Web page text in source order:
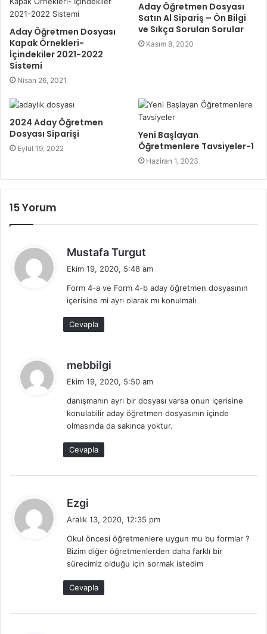
Aday Öğretmen Dosyası
Kapak Örnekleri-
İçindekiler 2021-2022
Sistemi
Nisan 26, 2021
Aday Öğretmen Dosyası
Satın Al Sipariş – Ön Bilgi
ve Sıkça Sorulan Sorular
Kasım 8, 2020
2024 Aday Öğretmen
Dosyası Siparişi
Eylül 19, 2022
Yeni Başlayan
Öğretmenlere Tavsiyeler-1
Haziran 1, 2023
15 Yorum
Mustafa Turgut
i
k
Ekim 19, 2020, 5:48 am
Form 4-a ve Form 4-b aday öğretmen dosyasının
içerisine mi ayrı olarak mı konulmalı
Cevapla
mebbilgi
e
i
k
i
Ekim 19, 2020, 5:50 am
danışmanın ayrı bir dosyası varsa onun içerisine
konulabilir aday öğretmen dosyasının içinde
olmasında da sakınca yoktur.
Cevapla
Ezgi
e
i
k
i
:
Aralık 13, 2020, 12:35 pm
Okul öncesi öğretmenlere uygun mu bu formlar ?
Bizim diğer öğretmenlerden daha farklı bir
sürecimiz olduğu için sormak istedim
Cevapla